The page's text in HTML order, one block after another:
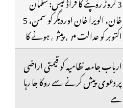
خان، الویرا خان اوردیگر کو سمن، 5
اکتوبر کو عدالت میں پیش ہونے کا
حکم
ارباب جامعہ نظامیہ کو قیمتی اراضی
پر دعوی پیش کرنے سے روکا جا رہا
ہے